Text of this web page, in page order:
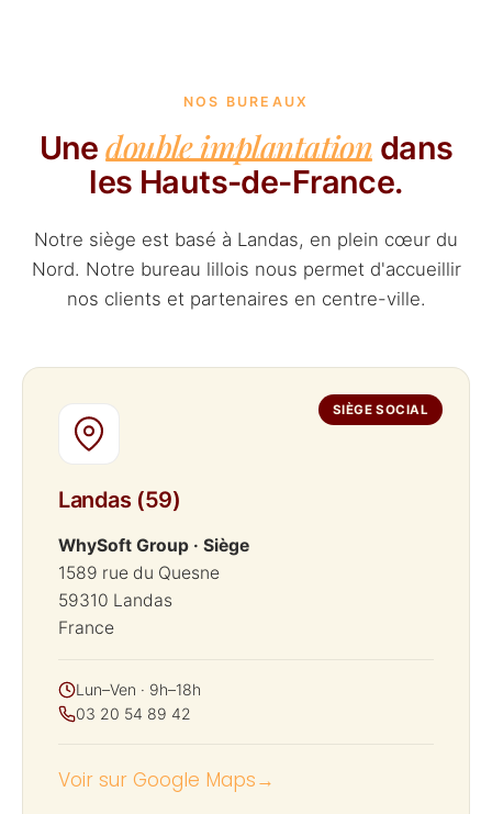
NOS BUREAUX
Unedouble implantation dans
les Hauts-de-France.
Notre siège est basé à Landas, en plein cœur du
Nord. Notre bureau lillois nous permet d'accueillir
nos clients et partenaires en centre-ville.
SIÈGE SOCIAL
Landas (59)
WhySoft Group · Siège
1589 rue du Quesne
59310 Landas
France
Lun–Ven · 9h–18h
03 20 54 89 42
Voir sur Google Maps→